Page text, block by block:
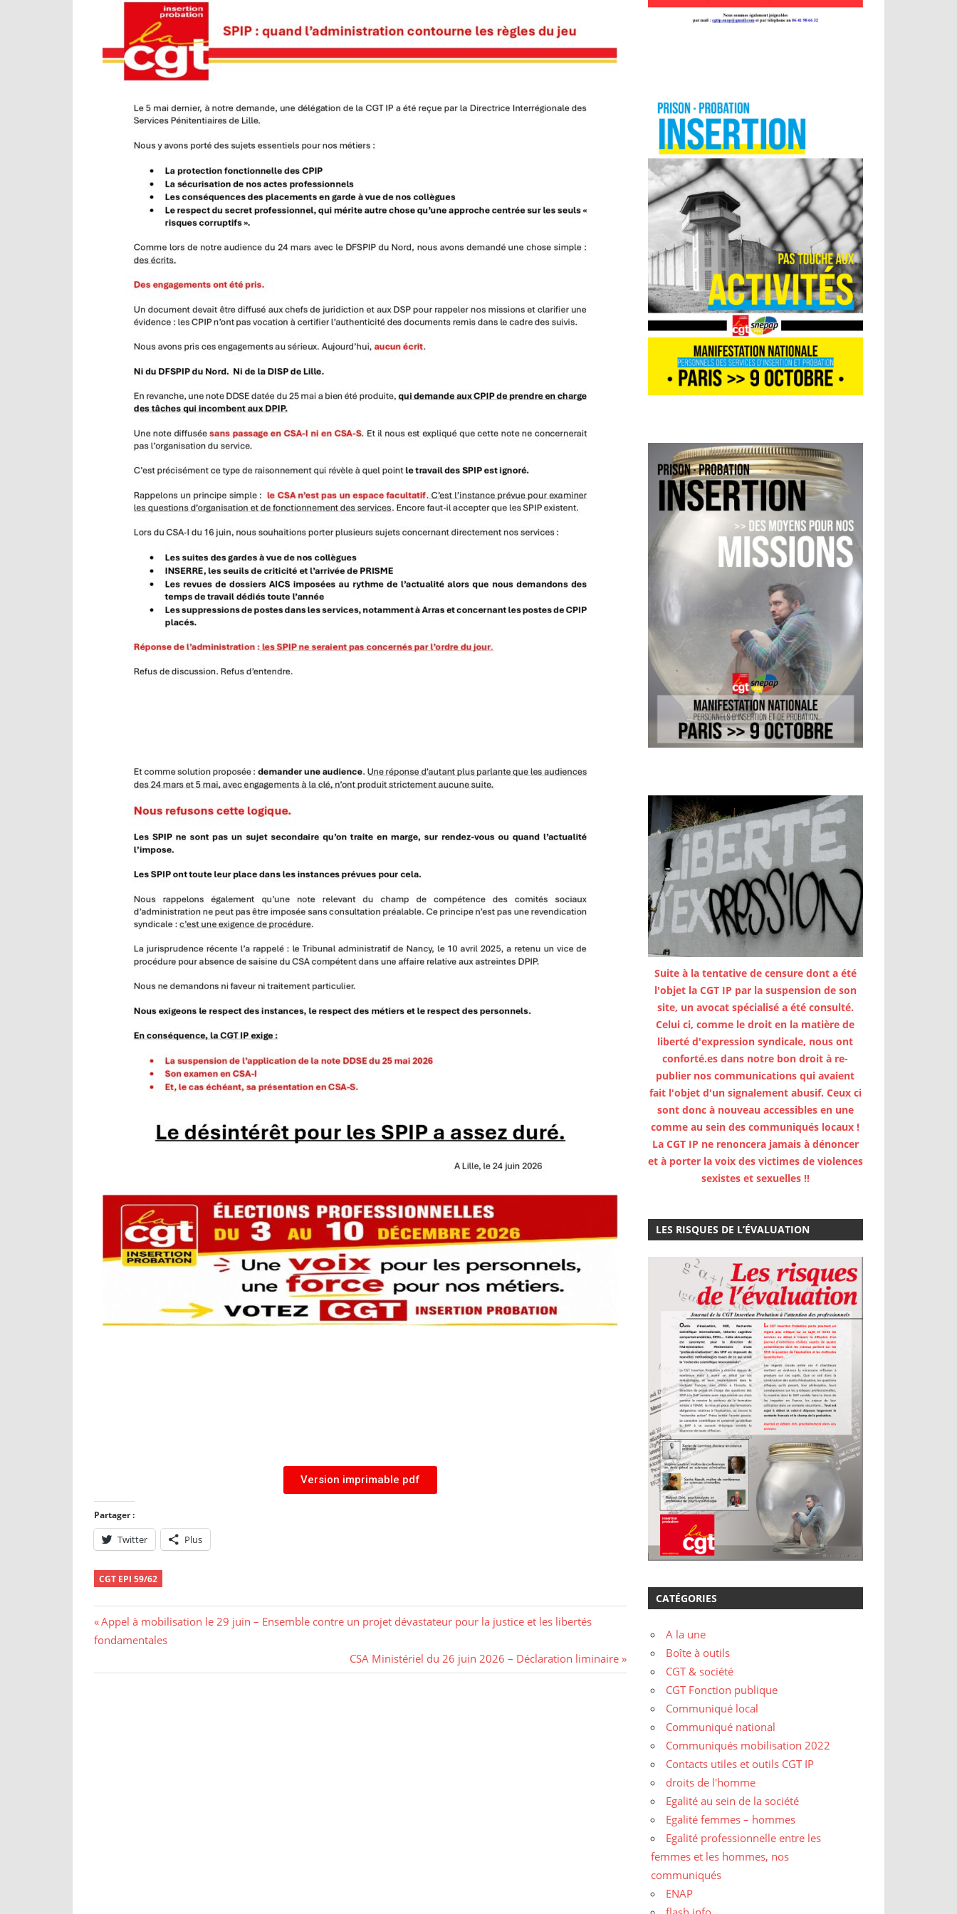
Version imprimable pdf
Partager :
Twitter Plus
CGT EPI 59/62
Appel à mobilisation le 29 juin – Ensemble contre un projet dévastateur pour la justice et les libertés
fondamentales
CSA Ministériel du 26 juin 2026 – Déclaration liminaire
Suite à la tentative de censure dont a été
l'objet la CGT IP par la suspension de son
site, un avocat spécialisé a été consulté.
Celui ci, comme le droit en la matière de
liberté d'expression syndicale, nous ont
conforté.es dans notre bon droit à re-
publier nos communications qui avaient
fait l'objet d'un signalement abusif. Ceux ci
sont donc à nouveau accessibles en une
comme au sein des communiqués locaux !
La CGT IP ne renoncera jamais à dénoncer
et à porter la voix des victimes de violences
sexistes et sexuelles !!
LES RISQUES DE L’ÉVALUATION
CATÉGORIES
A la une
Boîte à outils
CGT & société
CGT Fonction publique
Communiqué local
Communiqué national
Communiqués mobilisation 2022
Contacts utiles et outils CGT IP
droits de l'homme
Egalité au sein de la société
Egalité femmes – hommes
Egalité professionnelle entre les
femmes et les hommes, nos
communiqués
ENAP